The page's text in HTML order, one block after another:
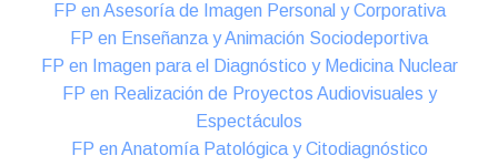
FP en Asesoría de Imagen Personal y Corporativa
FP en Enseñanza y Animación Sociodeportiva
FP en Imagen para el Diagnóstico y Medicina Nuclear
FP en Realización de Proyectos Audiovisuales y
Espectáculos
FP en Anatomía Patológica y Citodiagnóstico